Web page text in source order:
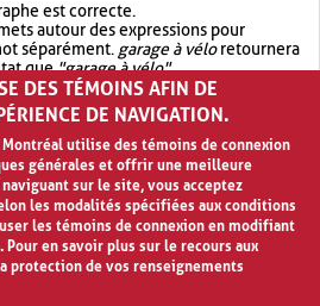
est correcte.
autour des expressions pour
séparément. garage à véloretournera
que"garage à vélo".
recherche avec OR.garage OR vélo
de résultat quegarage à vélo
DES TÉMOINS AFIN DE
DE NAVIGATION.
utilise des témoins de connexion
générales et offrir une meilleure
sur le site, vous acceptez
les modalités spécifiées aux conditions
les témoins de connexion en modifiant
en savoir plus sur le recours aux
protection de vos renseignements